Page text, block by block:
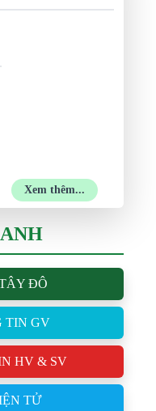
Xem thêm...
ĐÔ
TIN GV
HV & SV
TỬ